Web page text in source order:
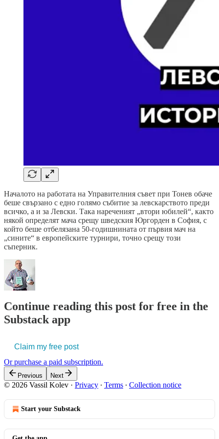
Началото на работата на Управителния съвет при Тонев обаче
беше свързано с едно голямо събитие за левскарството преди
всичко, а и за Левски. Така нареченият „втори юбилей“, както
някой определят мача срещу шведския Юргорден в София, с
който беше отбелязана 50-годишнината от първия мач на
„сините“ в европейските турнири, точно срещу този
съперник.
Continue reading this post for free in the
Substack app
Claim my free post
Or purchase a paid subscription.
Previous Next
© 2026 Vassil Kolev · Privacy ∙ Terms ∙ Collection notice
Start your Substack